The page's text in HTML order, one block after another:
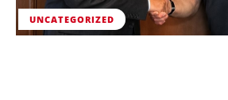
UNCATEGORIZED